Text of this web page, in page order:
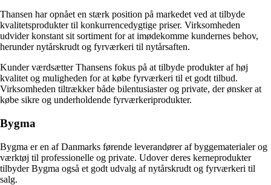
Thansen har opnået en stærk position på markedet ved at tilbyde
kvalitetsprodukter til konkurrencedygtige priser. Virksomheden
udvider konstant sit sortiment for at imødekomme kundernes behov,
herunder nytårskrudt og fyrværkeri til nytårsaften.
Kunder værdsætter Thansens fokus på at tilbyde produkter af høj
kvalitet og muligheden for at købe fyrværkeri til et godt tilbud.
Virksomheden tiltrækker både bilentusiaster og private, der ønsker at
købe sikre og underholdende fyrværkeriprodukter.
Bygma
Bygma er en af Danmarks førende leverandører af byggematerialer og
værktøj til professionelle og private. Udover deres kerneprodukter
tilbyder Bygma også et godt udvalg af nytårskrudt og fyrværkeri til
salg.